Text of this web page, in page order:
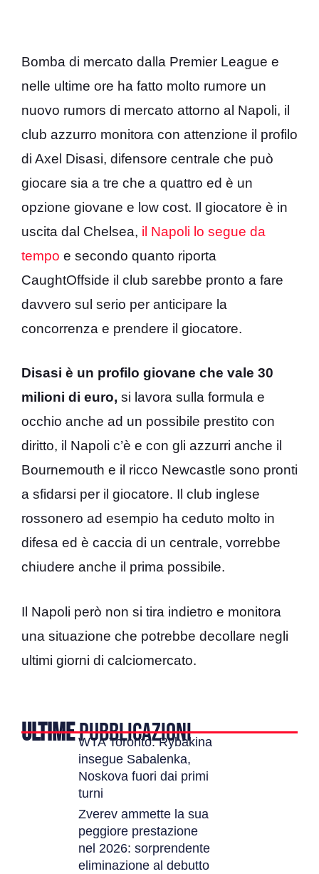
Bomba di mercato dalla Premier League e
nelle ultime ore ha fatto molto rumore un
nuovo rumors di mercato attorno al Napoli, il
club azzurro monitora con attenzione il profilo
di Axel Disasi, difensore centrale che può
giocare sia a tre che a quattro ed è un
opzione giovane e low cost. Il giocatore è in
uscita dal Chelsea, il Napoli lo segue da
tempo e secondo quanto riporta
CaughtOffside il club sarebbe pronto a fare
davvero sul serio per anticipare la
concorrenza e prendere il giocatore.
Disasi è un profilo giovane che vale 30
milioni di euro, si lavora sulla formula e
occhio anche ad un possibile prestito con
diritto, il Napoli c’è e con gli azzurri anche il
Bournemouth e il ricco Newcastle sono pronti
a sfidarsi per il giocatore. Il club inglese
rossonero ad esempio ha ceduto molto in
difesa ed è caccia di un centrale, vorrebbe
chiudere anche il prima possibile.
Il Napoli però non si tira indietro e monitora
una situazione che potrebbe decollare negli
ultimi giorni di calciomercato.
ULTIMEPUBBLICAZIONI
WTA Toronto: Rybakina
insegue Sabalenka,
Noskova fuori dai primi
turni
Zverev ammette la sua
peggiore prestazione
nel 2026: sorprendente
eliminazione al debutto